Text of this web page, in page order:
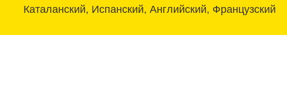
Каталанский, Испанский, Английский, Французский